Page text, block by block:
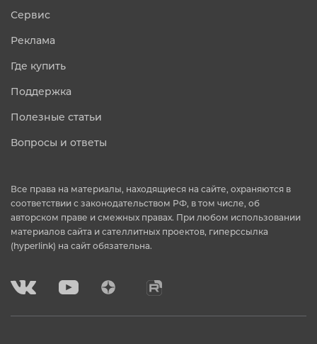
Сервис
Реклама
Где купить
Поддержка
Полезные статьи
Вопросы и ответы
Все права на материалы, находящиеся на сайте, охраняются в
соответствии с законодательством РФ, в том числе, об
авторском праве и смежных правах. При любом использовании
материалов сайта и сателлитных проектов, гиперссылка
(hyperlink) на сайт обязательна.